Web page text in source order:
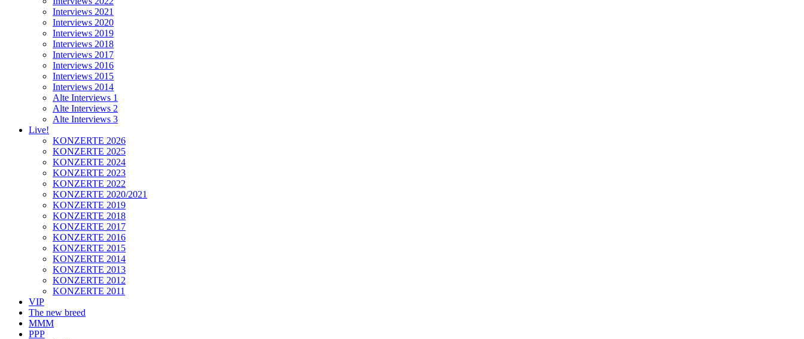
Interviews 2021
Interviews 2020
Interviews 2019
Interviews 2018
Interviews 2017
Interviews 2016
Interviews 2015
Interviews 2014
Alte Interviews 1
Alte Interviews 2
Alte Interviews 3
Live!
KONZERTE 2026
KONZERTE 2025
KONZERTE 2024
KONZERTE 2023
KONZERTE 2022
KONZERTE 2020/2021
KONZERTE 2019
KONZERTE 2018
KONZERTE 2017
KONZERTE 2016
KONZERTE 2015
KONZERTE 2014
KONZERTE 2013
KONZERTE 2012
KONZERTE 2011
VIP
The new breed
MMM
PPP